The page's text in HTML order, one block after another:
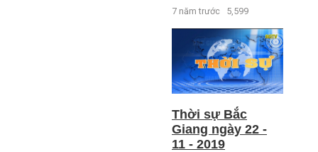
7 năm trước 5,599
Thời sự Bắc
Giang ngày 22 -
11 - 2019